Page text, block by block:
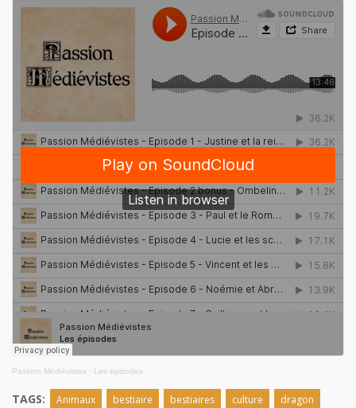
Passion Médiévistes · Les épisodes
TAGS: Animaux bestiaire bestiaires culture
dragon